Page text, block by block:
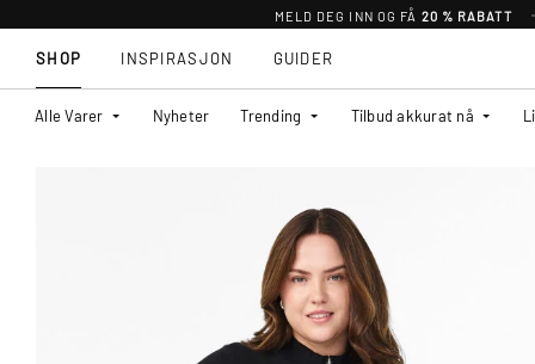
MELD DEG INN OG FÅ 20 % RABATT
SHOP
Alle Varer Nyheter Trending Tilbud akkurat nå
INSPIRASJON GUIDER